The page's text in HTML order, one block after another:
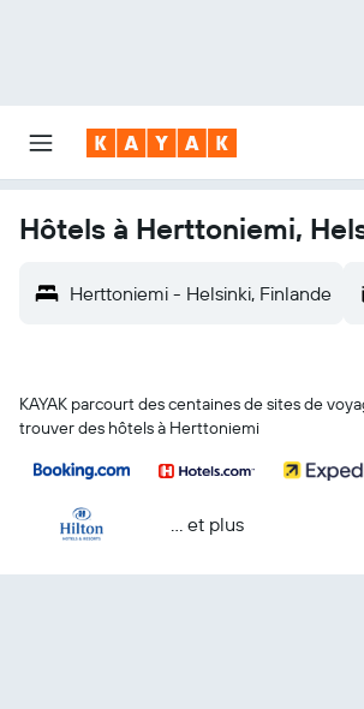
Hôtels à Herttoniemi,
Herttoniemi - Helsinki, Finlande
KAYAK parcourt des centaines de sites de
trouver des hôtels à Herttoniemi
… et plus